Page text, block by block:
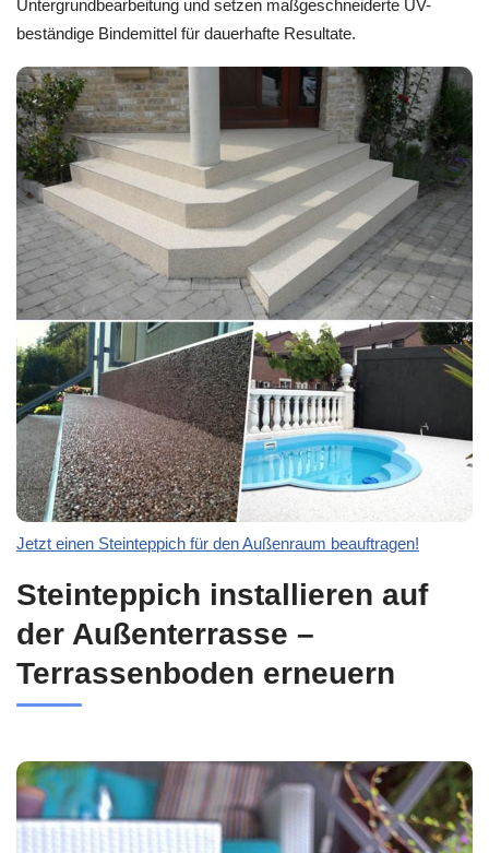
Untergrundbearbeitung und setzen maßgeschneiderte UV-
beständige Bindemittel für dauerhafte Resultate.
Jetzt einen Steinteppich für den Außenraum beauftragen!
Steinteppich installieren auf
der Außenterrasse –
Terrassenboden erneuern